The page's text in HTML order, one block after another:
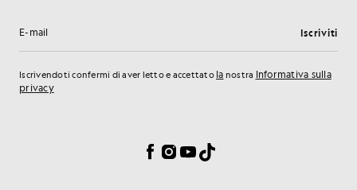
Indirizzo e-mail Iscriviti
Iscrivendoti confermi di aver letto e accettato la nostra Informativa sulla
privacy
Facebook
Instagram
YouTube
TikTok